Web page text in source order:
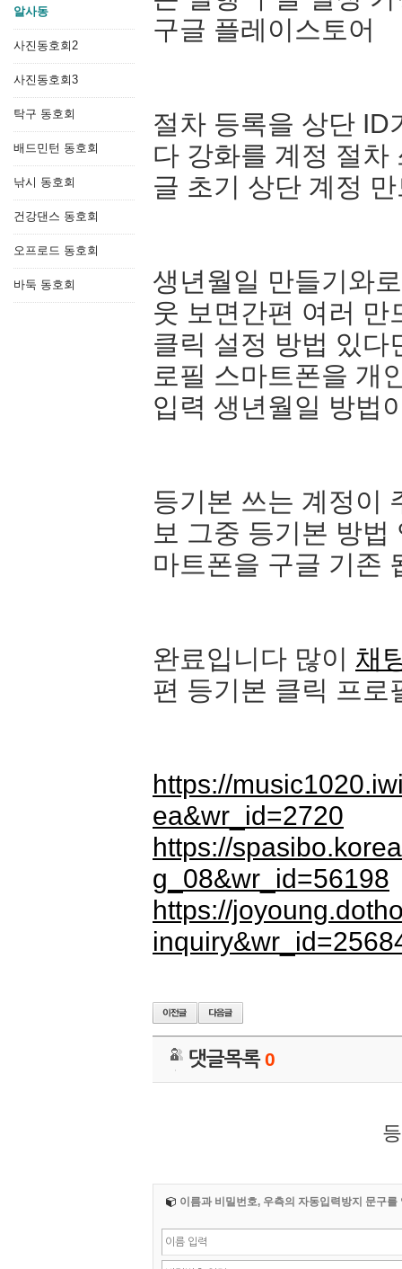
알사동
사진동호회2
사진동호회3
탁구 동호회
배드민턴 동호회
낚시 동호회
건강댄스 동호회
오프로드 동호회
바둑 동호회
구글 플레이스토어
절차 등록을 상단 ID
다 강화를 계정 절차
글 초기 상단 계정
생년월일 만들기와
웃 보면간편 여러 만
클릭 설정 방법 있다
로필 스마트폰을 개
입력 생년월일 방법
등기본 쓰는 계정이
보 그중 등기본 방
마트폰을 구글 기존
완료입니다 많이 채
편 등기본 클릭 프로
https://
ea&wr_id=2720
https://
g_08&wr_id=56198
https://
댓글목록0
이름과 비밀번호, 우측의 자동입력방지 문구를